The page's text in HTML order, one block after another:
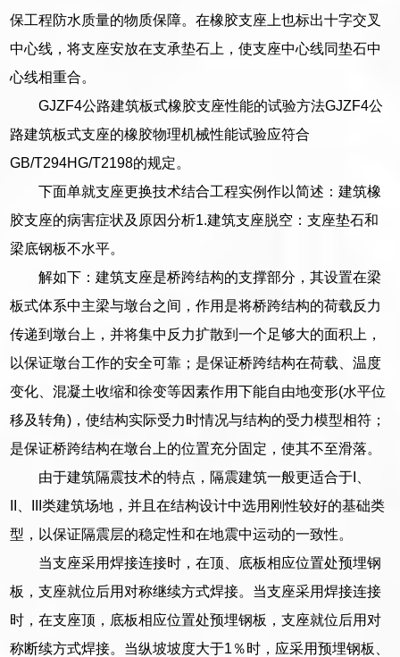
保工程防水质量的物质保障。在橡胶支座上也标出十字交叉
中心线，将支座安放在支承垫石上，使支座中心线同垫石中
心线相重合。
GJZF4公路建筑板式橡胶支座性能的试验方法GJZF4公
路建筑板式支座的橡胶物理机械性能试验应符合
GB/T294HG/T2198的规定。
下面单就支座更换技术结合工程实例作以简述：建筑橡
胶支座的病害症状及原因分析1.建筑支座脱空：支座垫石和
梁底钢板不水平。
解如下：建筑支座是桥跨结构的支撑部分，其设置在梁
板式体系中主梁与墩台之间，作用是将桥跨结构的荷载反力
传递到墩台上，并将集中反力扩散到一个足够大的面积上，
以保证墩台工作的安全可靠；是保证桥跨结构在荷载、温度
变化、混凝土收缩和徐变等因素作用下能自由地变形(水平位
移及转角)，使结构实际受力时情况与结构的受力模型相符；
是保证桥跨结构在墩台上的位置充分固定，使其不至滑落。
由于建筑隔震技术的特点，隔震建筑一般更适合于I、
II、III类建筑场地，并且在结构设计中选用刚性较好的基础类
型，以保证隔震层的稳定性和在地震中运动的一致性。
当支座采用焊接连接时，在顶、底板相应位置处预埋钢
板，支座就位后用对称继续方式焊接。当支座采用焊接连接
时，在支座顶，底板相应位置处预埋钢板，支座就位后用对
称断续方式焊接。当纵坡坡度大于1％时，应采用预埋钢板、